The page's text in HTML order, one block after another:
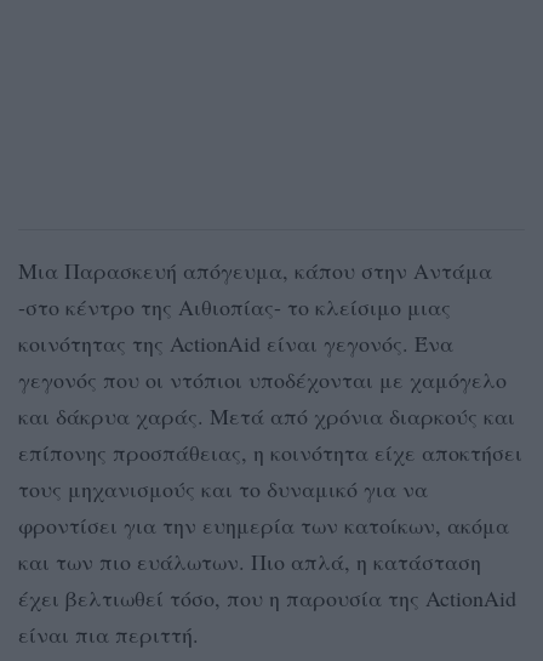
Μια Παρασκευή απόγευμα, κάπου στην Αντάμα
-στο κέντρο της Αιθιοπίας- το κλείσιμο μιας
κοινότητας της ActionAid είναι γεγονός. Ένα
γεγονός που οι ντόπιοι υποδέχονται με χαμόγελο
και δάκρυα χαράς. Μετά από χρόνια διαρκούς και
επίπονης προσπάθειας, η κοινότητα είχε αποκτήσει
τους μηχανισμούς και το δυναμικό για να
φροντίσει για την ευημερία των κατοίκων, ακόμα
και των πιο ευάλωτων. Πιο απλά, η κατάσταση
έχει βελτιωθεί τόσο, που η παρουσία της ActionAid
είναι πια περιττή.